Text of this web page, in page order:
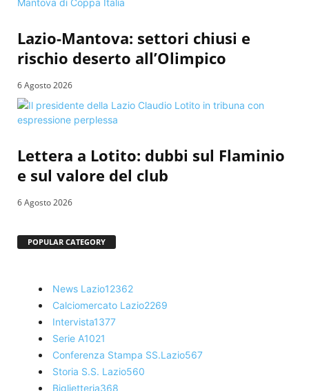
Lazio-Mantova: settori chiusi e
rischio deserto all’Olimpico
6 Agosto 2026
Lettera a Lotito: dubbi sul Flaminio
e sul valore del club
6 Agosto 2026
POPULAR CATEGORY
News Lazio12362
Calciomercato Lazio2269
Intervista1377
Serie A1021
Conferenza Stampa SS.Lazio567
Storia S.S. Lazio560
Biglietteria368